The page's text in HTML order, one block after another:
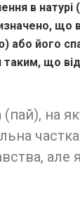
в натурі
що
або його
таким, що
на
але